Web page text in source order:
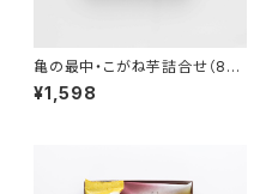
亀の最中・こがね芋詰合せ（8個
入り）
¥1,598